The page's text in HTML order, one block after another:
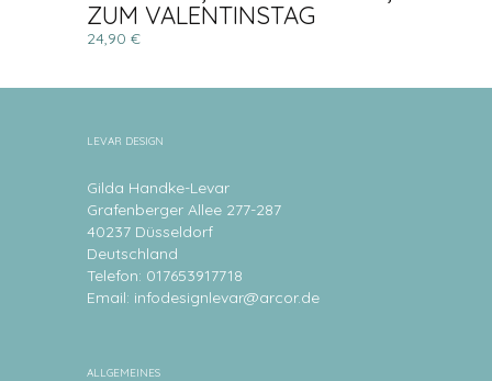
ZUM VALENTINSTAG
24,90 €
LEVAR DESIGN
Gilda Handke-Levar
Grafenberger Allee 277-287
40237 Düsseldorf
Deutschland
Telefon: 017653917718
Email: infodesignlevar@arcor.de
ALLGEMEINES